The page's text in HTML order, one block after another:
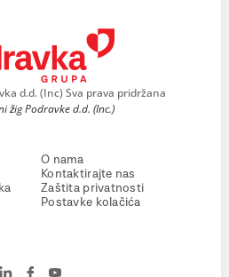
d.d. (Inc) Sva prava pridržana
žig Podravke d.d. (Inc.)
O nama
Kontaktirajte nas
Zaštita privatnosti
Postavke kolačića